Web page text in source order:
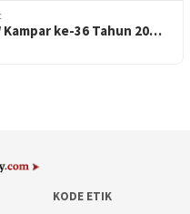
Kampar ke-36 Tahun 20…
KODE ETIK